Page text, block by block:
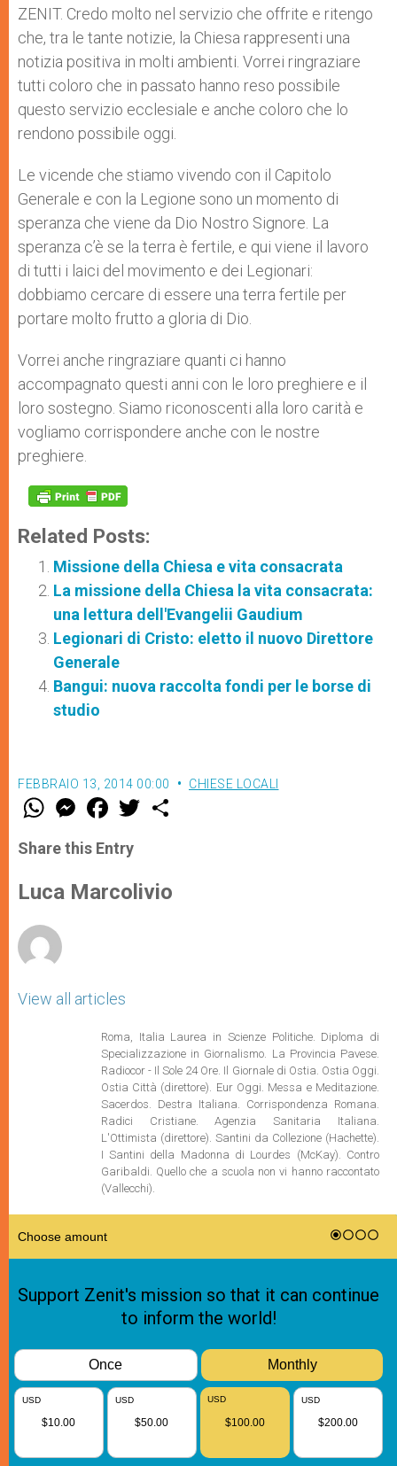
ZENIT. Credo molto nel servizio che offrite e ritengo
che, tra le tante notizie, la Chiesa rappresenti una
notizia positiva in molti ambienti. Vorrei ringraziare
tutti coloro che in passato hanno reso possibile
questo servizio ecclesiale e anche coloro che lo
rendono possibile oggi.
Le vicende che stiamo vivendo con il Capitolo
Generale e con la Legione sono un momento di
speranza che viene da Dio Nostro Signore. La
speranza c’è se la terra è fertile, e qui viene il lavoro
di tutti i laici del movimento e dei Legionari:
dobbiamo cercare di essere una terra fertile per
portare molto frutto a gloria di Dio.
Vorrei anche ringraziare quanti ci hanno
accompagnato questi anni con le loro preghiere e il
loro sostegno. Siamo riconoscenti alla loro carità e
vogliamo corrispondere anche con le nostre
preghiere.
Related Posts:
Missione della Chiesa e vita consacrata
La missione della Chiesa la vita consacrata:
una lettura dell'Evangelii Gaudium
Legionari di Cristo: eletto il nuovo Direttore
Generale
Bangui: nuova raccolta fondi per le borse di
studio
FEBBRAIO 13, 2014 00:00 CHIESE LOCALI
W
t
s
p
p
M
e
s
e
g
e
F
a
e
b
o
k
w
r
Share this Entry
Luca Marcolivio
View all articles
Roma, Italia Laurea in Scienze Politiche. Diploma di
Specializzazione in Giornalismo. La Provincia Pavese.
Radiocor - Il Sole 24 Ore. Il Giornale di Ostia. Ostia Oggi.
Ostia Città (direttore). Eur Oggi. Messa e Meditazione.
Sacerdos. Destra Italiana. Corrispondenza Romana.
Radici Cristiane. Agenzia Sanitaria Italiana.
L'Ottimista (direttore). Santini da Collezione (Hachette).
I Santini della Madonna di Lourdes (McKay). Contro
Garibaldi. Quello che a scuola non vi hanno raccontato
(Vallecchi).